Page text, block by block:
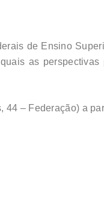
de Ensino
as perspectivas
44 – Federação) a